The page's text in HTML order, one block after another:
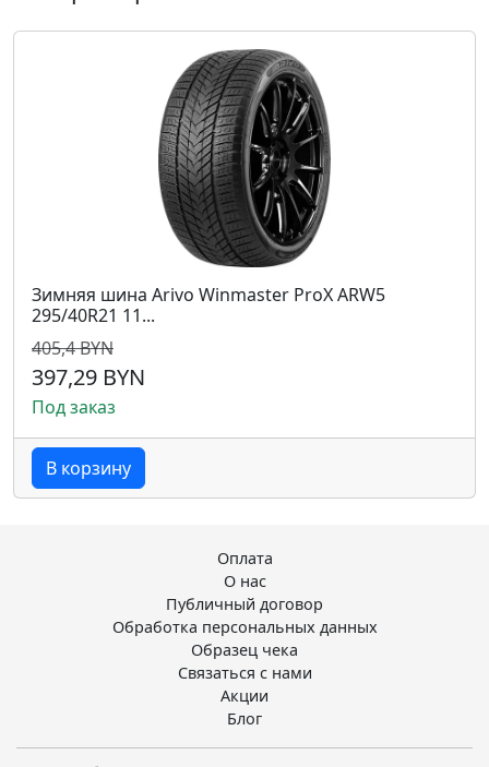
Зимняя шина Arivo Winmaster ProX ARW5
295/40R21 11...
405,4 BYN
397,29 BYN
Под заказ
В корзину
Оплата
О нас
Публичный договор
Обработка персональных данных
Образец чека
Связаться с нами
Акции
Блог